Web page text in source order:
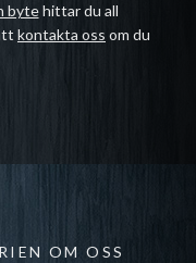
bytehittar du all
kontakta oss om du
OM OSS